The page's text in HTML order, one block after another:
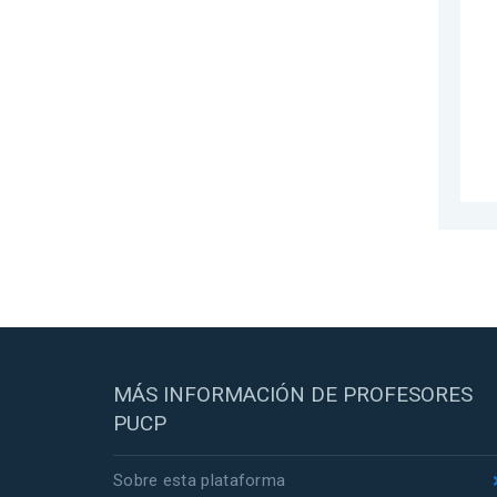
MÁS INFORMACIÓN DE PROFESORES
PUCP
Sobre esta plataforma